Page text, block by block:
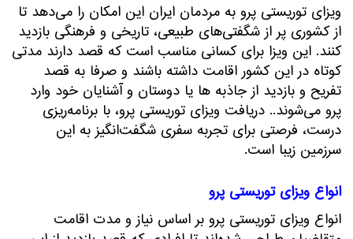
ویزای توریستی پرو به مردمان ایران این امکان را می‌دهد تا
از کشوری پر از شگفتی‌های طبیعی، تاریخی و فرهنگی بازدید
کنند. این ویزا برای کسانی مناسب است که قصد دارند مدتی
کوتاه در این کشور اقامت داشته باشند و صرفا به قصد
تفریح و بازدید از جاذبه ها یا دوستان و آشنایان خود وارد
پرو می‌شوند.. دریافت ویزای توریستی پرو، با برنامه‌ریزی
درست، فرصتی برای تجربه سفری شگفت‌انگیز به این
سرزمین زیبا است.
انواع ویزای توریستی پرو
انواع ویزای توریستی پرو بر اساس نیاز و مدت اقامت